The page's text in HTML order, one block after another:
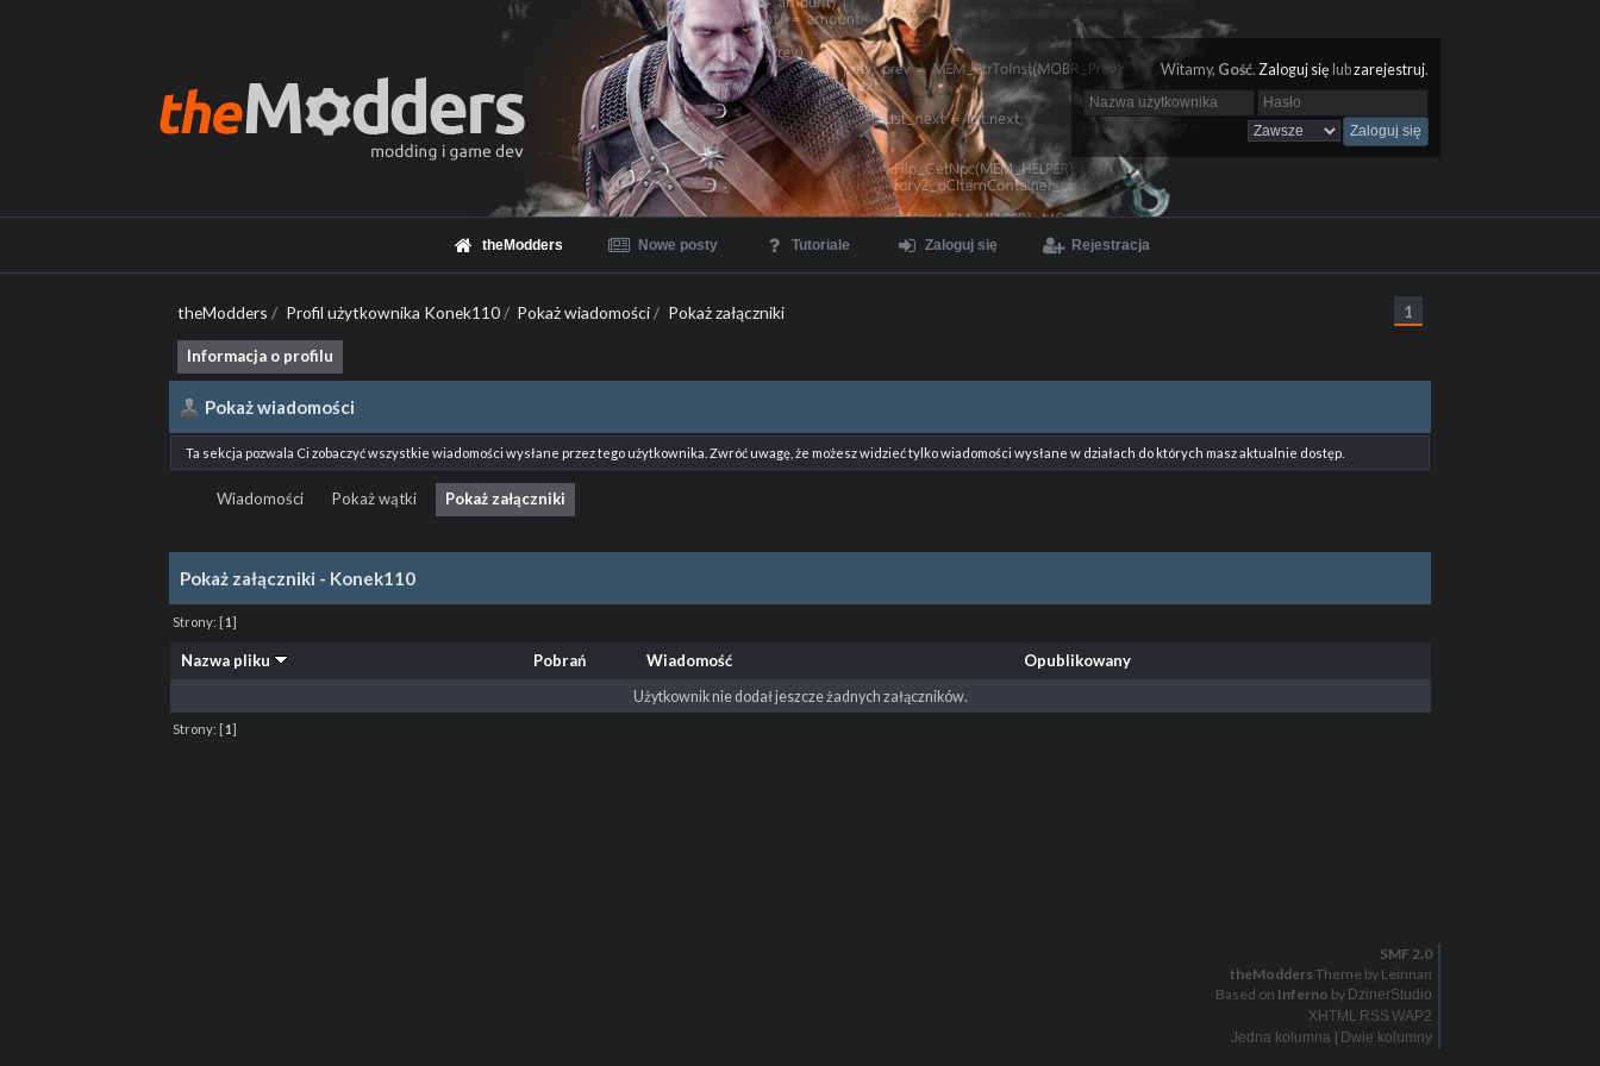
Witamy, Gość. Zaloguj się lubzarejestruj.
theModders Nowe posty Tutoriale Zaloguj się Rejestracja
theModders / Profil użytkownika Konek110/ Pokaż wiadomości/ Pokaż załączniki 1
Informacja o profilu
Pokaż wiadomości
Ta sekcja pozwala Ci zobaczyć wszystkie wiadomości wysłane przez tego użytkownika. Zwróć uwagę, że możesz widzieć tylko wiadomości wysłane w działach do których masz aktualnie dostęp.
Wiadomości Pokaż wątki Pokaż załączniki
Pokaż załączniki - Konek110
Strony: [1]
Nazwa pliku Pobrań Wiadomość Opublikowany
Użytkownik nie dodał jeszcze żadnych załączników.
Strony: [1]
SMF 2.0
theModders Theme by Leinnan
Based on Inferno by DzinerStudio
XHTML RSS WAP2
Jedna kolumna| Dwie kolumny